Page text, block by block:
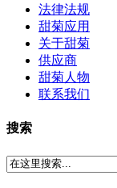
法律法规
甜菊应用
关于甜菊
供应商
甜菊人物
联系我们
搜索